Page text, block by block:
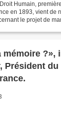
Humain,
en 1893, vient de
le projet de
mémoire ?»,
Président du